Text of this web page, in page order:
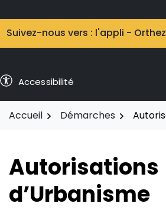
au
contenu
Suivez-nous vers : l'appli - Orthez
Accessibilité
Accueil Démarches
Autorisations
d’Urbanisme